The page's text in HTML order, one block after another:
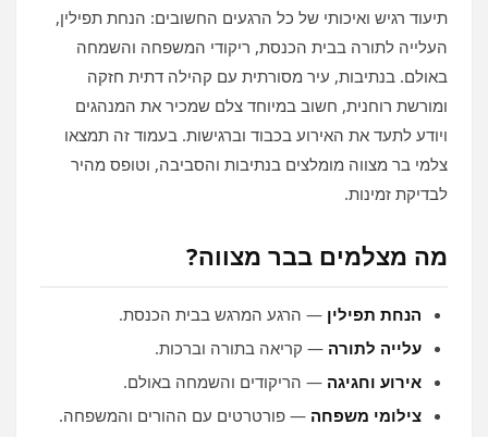
תיעוד רגיש ואיכותי של כל הרגעים החשובים: הנחת תפילין,
העלייה לתורה בבית הכנסת, ריקודי המשפחה והשמחה
באולם. בנתיבות, עיר מסורתית עם קהילה דתית חזקה
ומורשת רוחנית, חשוב במיוחד צלם שמכיר את המנהגים
ויודע לתעד את האירוע בכבוד וברגישות. בעמוד זה תמצאו
צלמי בר מצווה מומלצים בנתיבות והסביבה, וטופס מהיר
לבדיקת זמינות.
מה מצלמים בבר מצווה?
הנחת תפילין — הרגע המרגש בבית הכנסת.
עלייה לתורה — קריאה בתורה וברכות.
אירוע וחגיגה — הריקודים והשמחה באולם.
צילומי משפחה — פורטרטים עם ההורים והמשפחה.